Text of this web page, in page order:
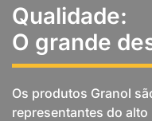
Qualidade:
O grande
Os produtos Granol
representantes do